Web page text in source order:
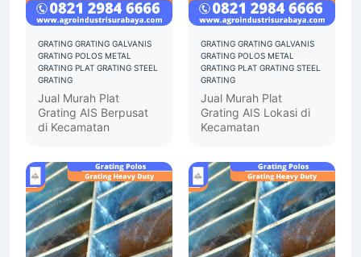
GRATING GRATING GALVANIS
GRATING POLOS METAL
GRATING PLAT GRATING STEEL
GRATING
Jual Murah Plat
Grating AIS Berpusat
di Kecamatan
GRATING GRATING GALVANIS
GRATING POLOS METAL
GRATING PLAT GRATING STEEL
GRATING
Jual Murah Plat
Grating AIS Lokasi di
Kecamatan